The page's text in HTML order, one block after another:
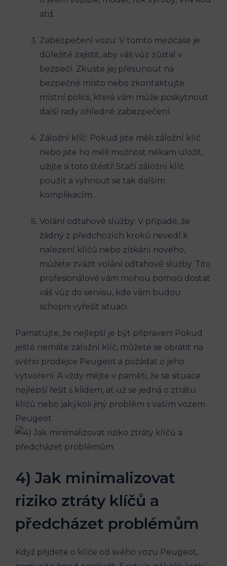
atd.
Zabezpečení vozu: V tomto mezičase je
důležité zajistit, aby váš vůz zůstal v
bezpečí. Zkuste jej přesunout na
bezpečné místo nebo zkontaktujte
místní policii, která vám může poskytnout
další rady ohledně zabezpečení.
Záložní klíč: Pokud jste měli záložní klíč
nebo jste ho měli možnost někam uložit,
užijte si toto štěstí! Stačí záložní klíč
použít a vyhnout se tak dalším
komplikacím.
Volání odtahové služby: V případě, že
žádný z předchozích kroků nevedl k
nalezení klíčů nebo získání nového,
můžete zvážit volání odtahové služby. Tito
profesionálové vám mohou pomoci dostat
váš vůz do servisu, kde vám budou
schopni vyřešit situaci.
Pamatujte, že nejlepší je být připraven! Pokud
ještě nemáte záložní klíč, můžete se obrátit na
svého prodejce Peugeot a požádat o jeho
vytvoření. A vždy mějte v paměti, že se situace
nejlepší řešit s klidem, ať už se jedná o ztrátu
klíčů nebo jakýkoli jiný problém s vaším vozem
Peugeot.
4) Jak minimalizovat
riziko ztráty klíčů a
předcházet problémům
Když přijdete o klíče od svého vozu Peugeot,